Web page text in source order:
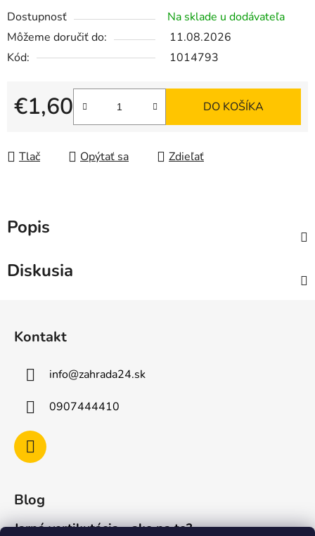
Dostupnosť
Na sklade u dodávateľa
Môžeme doručiť do:
11.08.2026
Kód:
1014793
€1,60
Jednotková cena:
DO KOŠÍKA
Tlač Opýtať sa Zdieľať
Popis
Diskusia
Kontakt
info@zahrada24.sk
0907444410
Blog
Jarná vertikutácia - ako na to?